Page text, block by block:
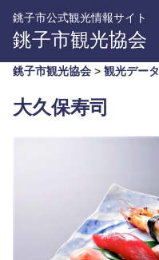
銚子市公式観光情報サイト
銚子市観光協会
銚子市観光協会 > 観光データ
大久保寿司